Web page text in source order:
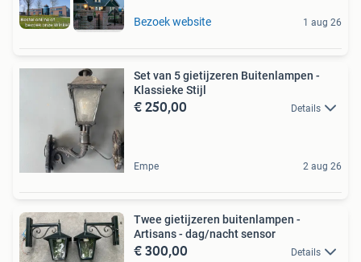
Bezoek website 1 aug 26
Set van 5 gietijzeren Buitenlampen -
Klassieke Stijl
€ 250,00 Details
Empe 2 aug 26
Twee gietijzeren buitenlampen -
Artisans - dag/nacht sensor
€ 300,00 Details